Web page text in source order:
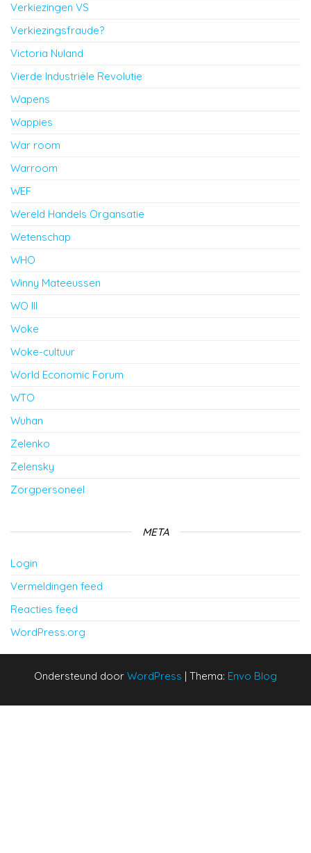
Verkiezingen VS
Verkiezingsfraude?
Victoria Nuland
Vierde Industriële Revolutie
Wapens
Wappies
War room
Warroom
WEF
Wereld Handels Organsatie
Wetenschap
WHO
Winny Mateeussen
WO III
Woke
Woke-cultuur
World Economic Forum
WTO
Wuhan
Zelenko
Zelensky
Zorgpersoneel
META
Login
Vermeldingen feed
Reacties feed
WordPress.org
Ondersteund door WordPress | Thema: Envo Blog